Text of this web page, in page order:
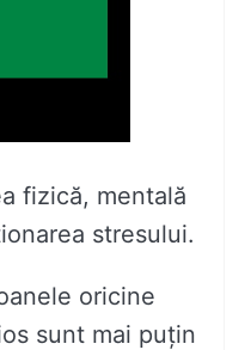
fizică, mentală
stresului.
oricine
sunt mai puțin